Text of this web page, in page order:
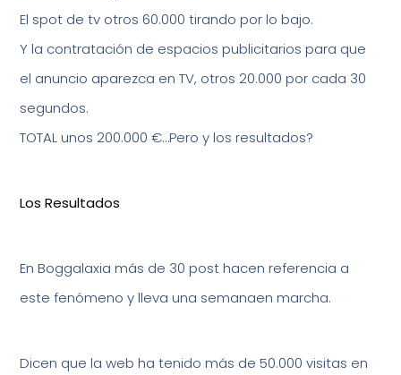
El spot de tv otros 60.000 tirando por lo bajo.
Y la contratación de espacios publicitarios para que
el anuncio aparezca en TV, otros 20.000 por cada 30
segundos.
TOTAL unos 200.000 €…Pero y los resultados?
Los Resultados
En Boggalaxia más de 30 post hacen referencia a
este fenómeno y lleva una semanaen marcha.
Dicen que la web ha tenido más de 50.000 visitas en